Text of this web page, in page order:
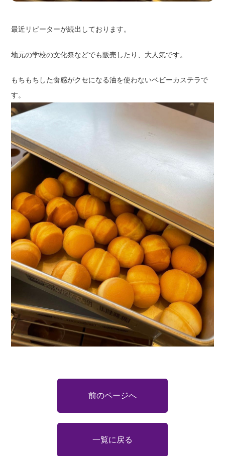
最近リピーターが続出しております。
地元の学校の文化祭などでも販売したり、大人気です。
もちもちした食感がクセになる油を使わないベビーカステラで
す。
前のページへ
一覧に戻る